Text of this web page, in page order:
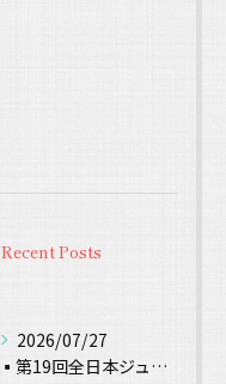
Recent Posts
2026/07/27
▪️第19回全日本ジュニアテコンドー選手権 試合結果▪️